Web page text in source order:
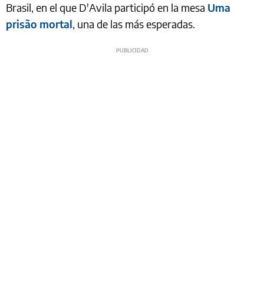
Brasil, en el que D'Avila participó en la mesa Uma
prisão mortal, una de las más esperadas.